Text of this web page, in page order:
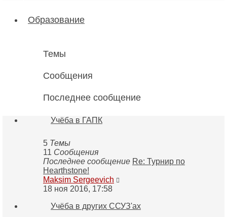
Образование
Темы
Сообщения
Последнее сообщение
Учёба в ГАПК
5 Темы
11 Сообщения
Последнее сообщение Re: Турнир по
Hearthstone!
Maksim Sergeevich
сообщению
18 ноя 2016, 17:58
Учёба в других ССУЗ'ах